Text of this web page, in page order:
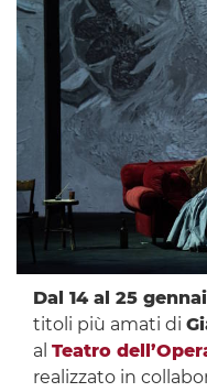
Dal 14 al 25
titoli più amati di
al Teatro
realizzato in